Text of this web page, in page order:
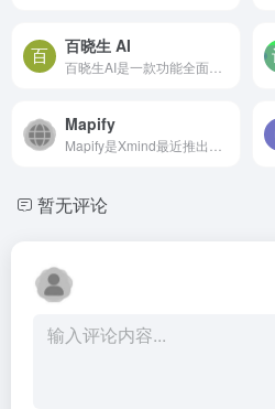
百晓生 AI
百晓生AI是一款功能全面、基于百度文心、阿里通义、讯飞星火、OpenAI等国内外知名大模型及自研开源大模型聚合而成的人工智能实用工具。它能够为大家提供一站式的服务，帮助解决各...
Mapify
Mapify是Xmind最近推出的一款AI思维导图工具，由Chatmind升级而来。这是一个AI原生的在线思维导图工具，可以快速从文本生成结构化的思维导图。
暂无评论